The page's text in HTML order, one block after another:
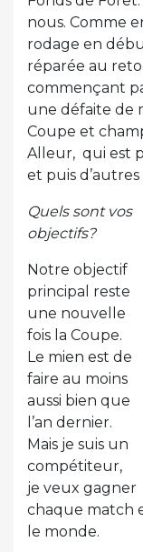
nous. Comme
rodage en
réparée au
commençant
une défaite de
Coupe et
Alleur, qui est
et puis
Quels sont vos
objectifs?
Notre objectif
principal reste
une nouvelle
fois la Coupe.
Le mien est de
faire au moins
aussi bien que
l’an dernier.
Mais je suis un
compétiteur,
je veux gagner
chaque match
le monde.